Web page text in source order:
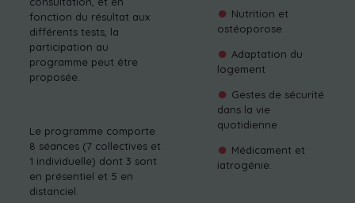
fonction du résultat aux
différents tests, la
participation au
programme peut être
proposée.
Le programme comporte
8 séances (7 collectives et
1 individuelle) dont 3 sont
en présentiel et 5 en
distanciel.
Nutrition et
ostéoporose
Adaptation du
logement
Gestes de sécurité
dans la vie
quotidienne
Médicament et
iatrogénie.